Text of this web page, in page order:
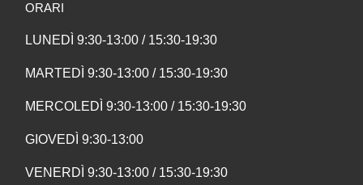
ORARI
LUNEDÌ 9:30-13:00 / 15:30-19:30
MARTEDÌ 9:30-13:00 / 15:30-19:30
MERCOLEDÌ 9:30-13:00 / 15:30-19:30
GIOVEDÌ 9:30-13:00
VENERDÌ 9:30-13:00 / 15:30-19:30